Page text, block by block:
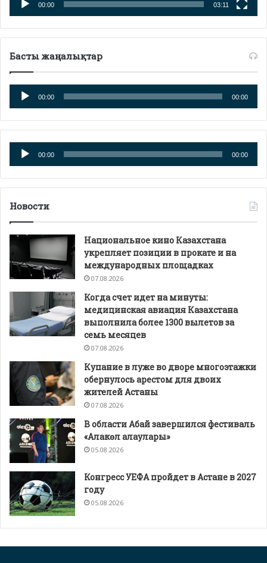
00:00 03:11
Басты жаңалықтар
Аудиоплеер
00:00 00:00
Аудиоплеер
00:00 00:00
Новости
Национальное кино Казахстана
укрепляет позиции в прокате и на
международных площадках
07.08.2026
Когда счет идет на минуты:
медицинская авиация Казахстана
выполнила более 1300 вылетов за
семь месяцев
07.08.2026
Купание в луже во дворе многоэтажки
обернулось арестом для двоих
жителей Астаны
07.08.2026
В области Абай завершился фестиваль
«Алакөл алаулары»
05.08.2026
Конгресс УЕФА пройдет в Астане в 2027
году
05.08.2026